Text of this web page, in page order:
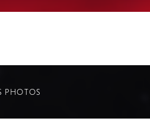
PHOTOS